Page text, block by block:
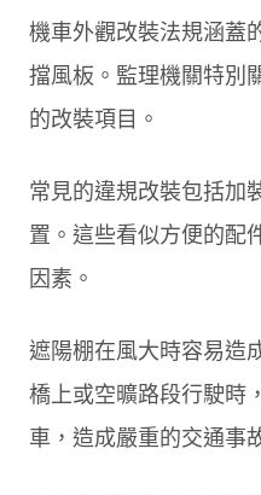
機車外觀改裝法規涵蓋
擋風板。監理機關特別
的改裝項目。
常見的違規改裝包括加
置。這些看似方便的配
因素。
遮陽棚在風大時容易造
橋上或空曠路段行駛時
車，造成嚴重的交通事